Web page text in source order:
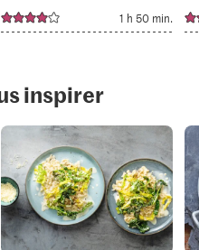
1 h 50 min.
inspirer